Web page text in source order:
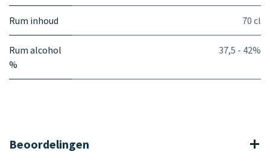
Rum inhoud 70 cl
Rum alcohol
%
37,5 - 42%
Beoordelingen